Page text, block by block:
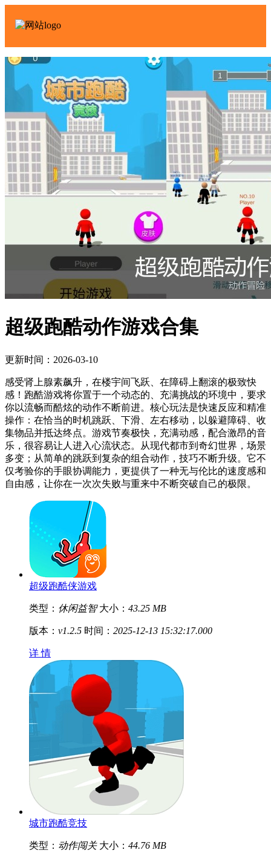
超级跑酷动作游戏合集
更新时间：2026-03-10
感受肾上腺素飙升，在楼宇间飞跃、在障碍上翻滚的极致快
感！跑酷游戏将你置于一个动态的、充满挑战的环境中，要求
你以流畅而酷炫的动作不断前进。核心玩法是快速反应和精准
操作：在恰当的时机跳跃、下滑、左右移动，以躲避障碍、收
集物品并抵达终点。游戏节奏极快，充满动感，配合激昂的音
乐，很容易让人进入心流状态。从现代都市到奇幻世界，场景
多变；从简单的跳跃到复杂的组合动作，技巧不断升级。它不
仅考验你的手眼协调能力，更提供了一种无与伦比的速度感和
自由感，让你在一次次失败与重来中不断突破自己的极限。
超级跑酷侠游戏
类型： 休闲益智 大小： 43.25 MB
版本： v1.2.5 时间： 2025-12-13 15:32:17.000
详 情
城市跑酷竞技
类型： 动作闯关 大小： 44.76 MB